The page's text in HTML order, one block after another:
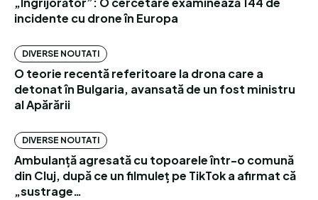
incidente cu drone în Europa
DIVERSE NOUTATI
O teorie recentă referitoare la drona care a
detonat în Bulgaria, avansată de un fost ministru
al Apărării
DIVERSE NOUTATI
Ambulanță agresată cu topoarele într-o comună
din Cluj, după ce un filmuleț pe TikTok a afirmat că
„sustrage…